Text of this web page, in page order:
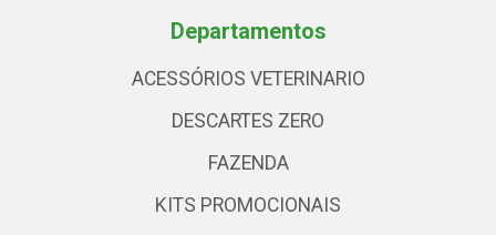
Departamentos
ACESSÓRIOS VETERINARIO
DESCARTES ZERO
FAZENDA
KITS PROMOCIONAIS